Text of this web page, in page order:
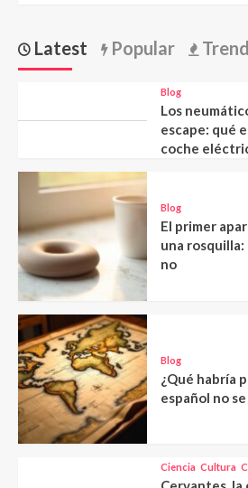
Latest Popular
Blog
Los
escape: qué
coche
Blog
El primer
una rosquilla:
no
Blog
¿Qué habría
español no
Ciencia Cultura